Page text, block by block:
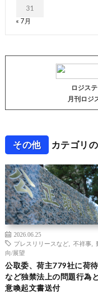
31
« 7月
ロジス
月刊ロジ
その他 カテゴリ
2026.06.25
プレスリリースなど
不祥事
向/展望
公取委、荷主779社に荷
など独禁法上の問題行為
意喚起文書送付